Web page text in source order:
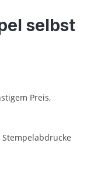
selbst
Preis,